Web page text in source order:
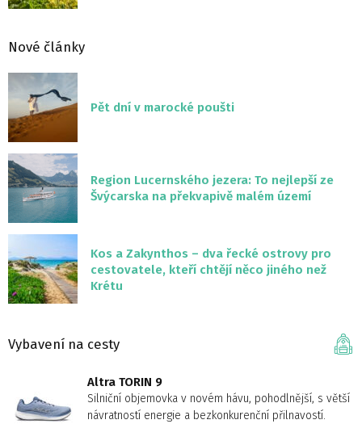
Nové články
Pět dní v marocké poušti
Region Lucernského jezera: To nejlepší ze
Švýcarska na překvapivě malém území
Kos a Zakynthos – dva řecké ostrovy pro
cestovatele, kteří chtějí něco jiného než
Krétu
Vybavení na cesty
Altra TORIN 9
Silniční objemovka v novém hávu, pohodlnější, s větší
návratností energie a bezkonkurenční přilnavostí.